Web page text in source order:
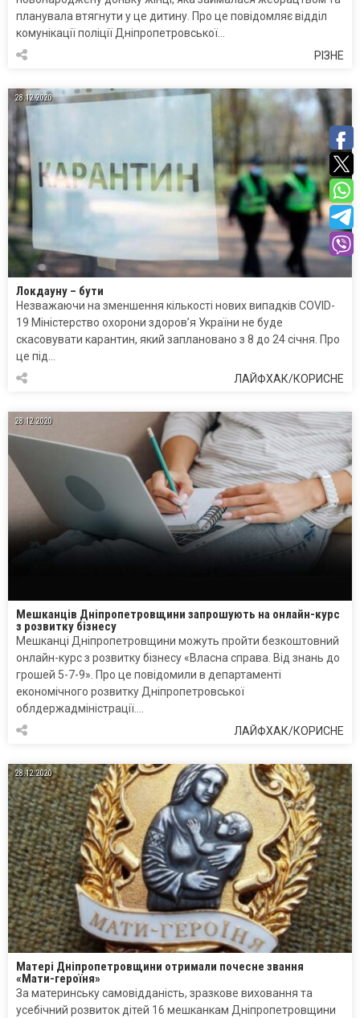
планувала втягнути у це дитину. Про це повідомляє відділ
комунікації поліції Дніпропетровської…
РІЗНЕ
28.12.2020
Локдауну – бути
Незважаючи на зменшення кількості нових випадків COVID-
19 Міністерство охорони здоров’я України не буде
скасовувати карантин, який заплановано з 8 до 24 січня. Про
це під…
ЛАЙФХАК/КОРИСНЕ
28.12.2020
Мешканців Дніпропетровщини запрошують на онлайн-курс
з розвитку бізнесу
Мешканці Дніпропетровщини можуть пройти безкоштовний
онлайн-курс з розвитку бізнесу «Власна справа. Від знань до
грошей 5-7-9». Про це повідомили в департаменті
економічного розвитку Дніпропетровської
облдержадміністрації….
ЛАЙФХАК/КОРИСНЕ
28.12.2020
Матері Дніпропетровщини отримали почесне звання
«Мати-героїня»
За материнську самовідданість, зразкове виховання та
усебічний розвиток дітей 16 мешканкам Дніпропетровщини